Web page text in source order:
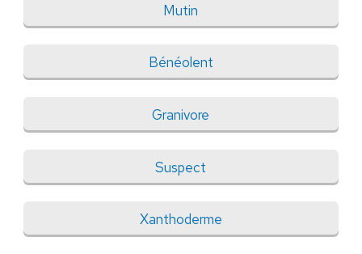
Mutin
Bénéolent
Granivore
Suspect
Xanthoderme